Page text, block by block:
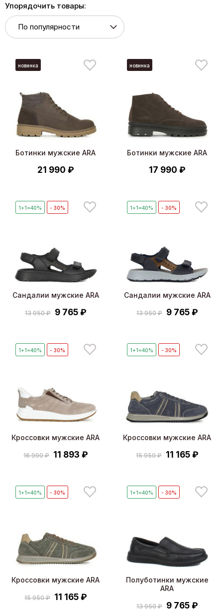
Упорядочить товары:
новинка
Ботинки мужские ARA
21 990 ₽
новинка
Ботинки мужские ARA
17 990 ₽
1+1=40% - 30%
Сандалии мужские ARA
13 950 ₽ 9 765 ₽
1+1=40% - 30%
Сандалии мужские ARA
13 950 ₽ 9 765 ₽
1+1=40% - 30%
Кроссовки мужские ARA
16 990 ₽ 11 893 ₽
1+1=40% - 30%
Кроссовки мужские ARA
15 950 ₽ 11 165 ₽
1+1=40% - 30%
Кроссовки мужские ARA
15 950 ₽ 11 165 ₽
1+1=40% - 30%
Полуботинки мужские
ARA
13 950 ₽ 9 765 ₽